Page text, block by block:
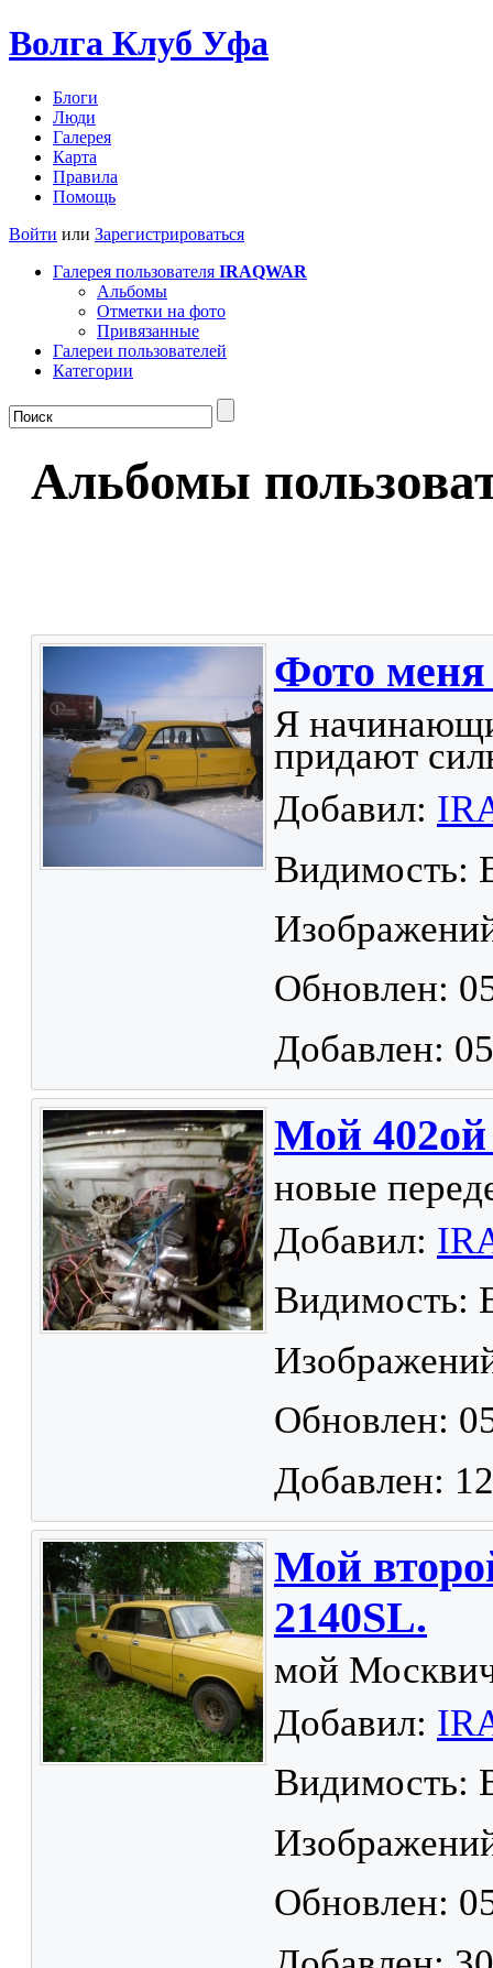
Волга Клуб Уфа
Блоги
Люди
Галерея
Карта
Правила
Помощь
Войти или Зарегистрироваться
Галерея пользователя IRAQWAR
Альбомы
Отметки на фото
Привязанные
Галереи пользователей
Категории
Альбомы
Фото
Я
придают
Добавил:
Видимость:
Обновлен:
Добавлен:
Мой 402ой
новые
Добавил:
Видимость:
Обновлен:
Добавлен:
Мой
2140SL.
мой
Добавил:
Видимость:
Обновлен: